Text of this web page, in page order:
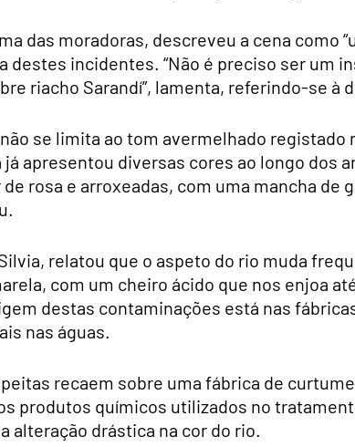
das moradoras, descreveu a cena como
destes incidentes. “Não é preciso ser um
riacho Sarandí”, lamenta, referindo-se à
se limita ao tom avermelhado
apresentou diversas cores ao longo dos
rosa e arroxeadas, com uma mancha de
relatou que o aspeto do rio muda
com um cheiro ácido que nos enjoa
destas contaminações está nas
nas águas.
recaem sobre uma fábrica de
produtos químicos utilizados no
alteração drástica na cor do rio.